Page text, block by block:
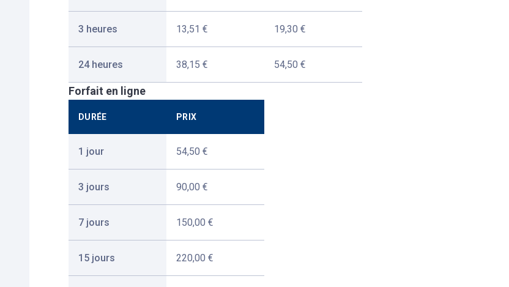
3 heures 13,51 € 19,30 €
24 heures 38,15 € 54,50 €
Forfait en ligne
DURÉE PRIX
1 jour 54,50 €
3 jours 90,00 €
7 jours 150,00 €
15 jours 220,00 €